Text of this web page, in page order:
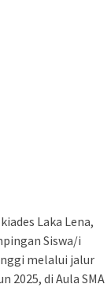
Laka Lena,
Siswa/i
melalui jalur
2025, di Aula SMA